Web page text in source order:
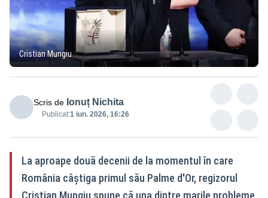
Cristian Mungiu
Scris de Ionuț Nichita
Publicat:1 iun. 2026, 16:26
La aproape două decenii de la momentul în care
România câștiga primul său Palme d'Or, regizorul
Cristian Mungiu spune că una dintre marile probleme